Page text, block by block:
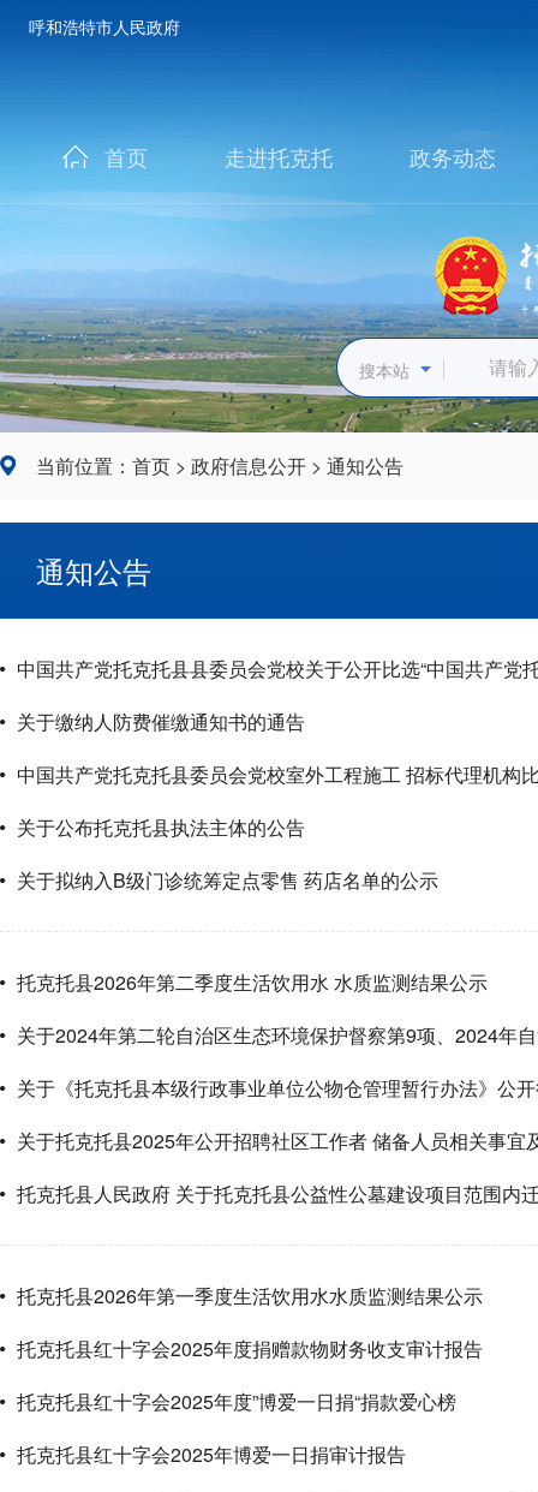
呼和浩特市人民政府
首页 走进托克托 政务动态
搜本站
当前位置： 首页 > 政府信息公开 > 通知公告
通知公告
中国共产党托克托县县委员会党校关于公开比选“中国共产
关于缴纳人防费催缴通知书的通告
中国共产党托克托县委员会党校室外工程施工 招标代理机构
关于公布托克托县执法主体的公告
关于拟纳入B级门诊统筹定点零售 药店名单的公示
托克托县2026年第二季度生活饮用水 水质监测结果公示
关于2024年第二轮自治区生态环境保护督察第9项、2024年
关于《托克托县本级行政事业单位公物仓管理暂行办法》公
关于托克托县2025年公开招聘社区工作者 储备人员相关事宜
托克托县人民政府 关于托克托县公益性公墓建设项目范围内
托克托县2026年第一季度生活饮用水水质监测结果公示
托克托县红十字会2025年度捐赠款物财务收支审计报告
托克托县红十字会2025年度”博爱一日捐“捐款爱心榜
托克托县红十字会2025年博爱一日捐审计报告